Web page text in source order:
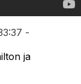
-
ja